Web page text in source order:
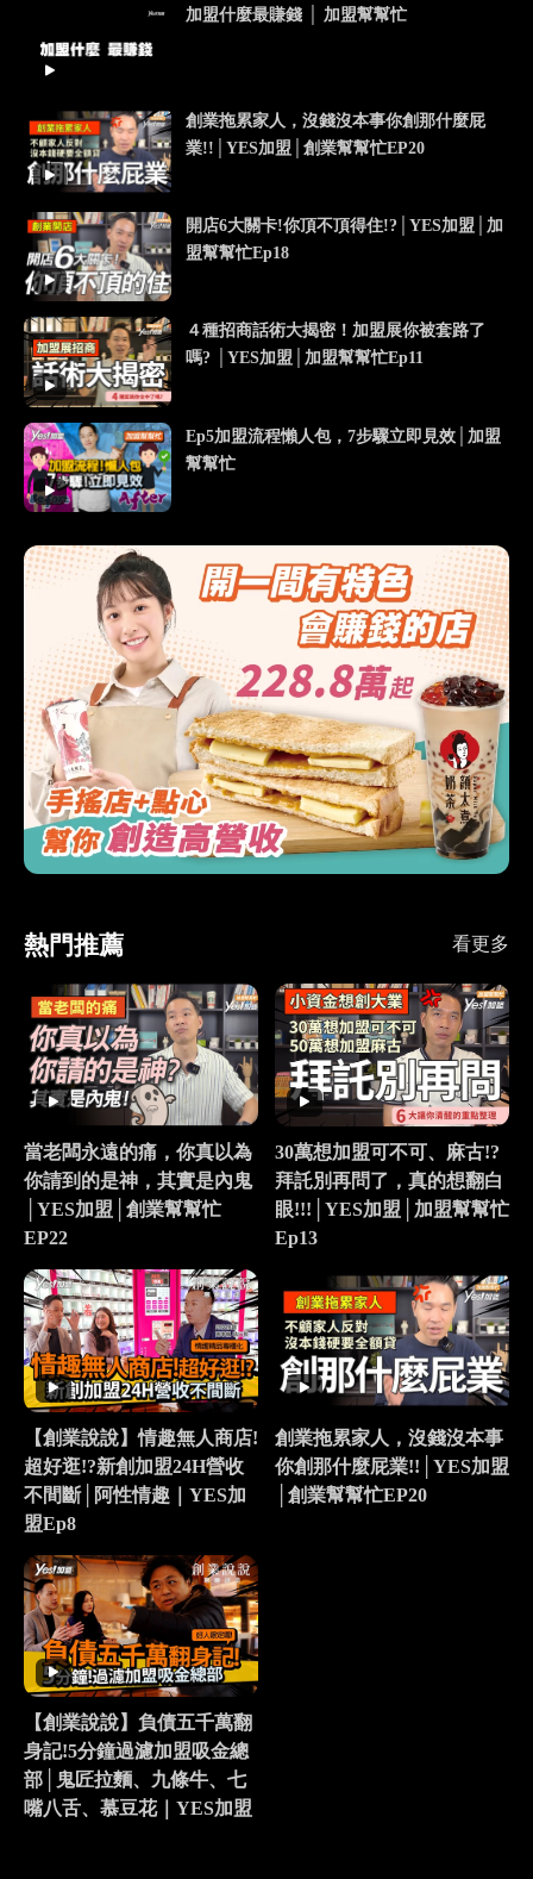
加盟什麼最賺錢 │ 加盟幫幫忙
創業拖累家人，沒錢沒本事你創那什麼屁
業!!│YES加盟│創業幫幫忙EP20
開店6大關卡!你頂不頂得住!?│YES加盟│加
盟幫幫忙Ep18
４種招商話術大揭密！加盟展你被套路了
嗎? │YES加盟│加盟幫幫忙Ep11
Ep5加盟流程懶人包，7步驟立即見效│加盟
幫幫忙
熱門推薦 看更多
當老闆永遠的痛，你真以為
你請到的是神，其實是內鬼
│YES加盟│創業幫幫忙
EP22
30萬想加盟可不可、麻古!?
拜託別再問了，真的想翻白
眼!!!│YES加盟│加盟幫幫忙
Ep13
【創業說說】情趣無人商店!
超好逛!?新創加盟24H營收
不間斷│阿性情趣｜YES加
盟Ep8
創業拖累家人，沒錢沒本事
你創那什麼屁業!!│YES加盟
│創業幫幫忙EP20
【創業說說】負債五千萬翻
身記!5分鐘過濾加盟吸金總
部│鬼匠拉麵、九條牛、七
嘴八舌、慕豆花｜YES加盟